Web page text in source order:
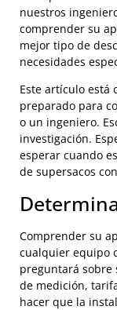
nuestros
comprender su
mejor tipo de
necesidades
Este artículo está
preparado para
o un ingeniero.
investigación.
esperar cuando
de supersacos
Comprender su
cualquier equipo
preguntará sobre
de medición,
hacer que la